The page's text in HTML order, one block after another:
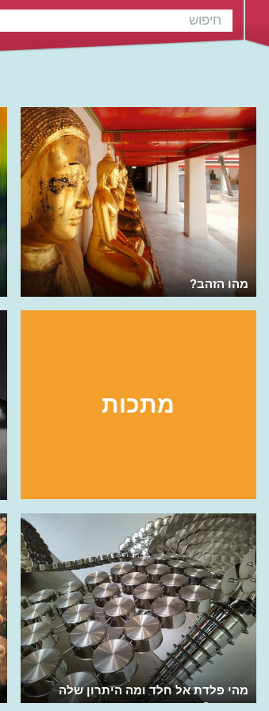
מהו הזהב?
מתכות
מהי פלדת אל חלד ומה היתרון שלה
כמתכת?